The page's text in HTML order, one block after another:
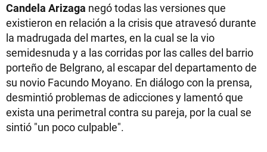
Candela Arizaga negó todas las versiones que
existieron en relación a la crisis que atravesó durante
la madrugada del martes, en la cual se la vio
semidesnuda y a las corridas por las calles del barrio
porteño de Belgrano, al escapar del departamento de
su novio Facundo Moyano. En diálogo con la prensa,
desmintió problemas de adicciones y lamentó que
exista una perimetral contra su pareja, por la cual se
sintió "un poco culpable".